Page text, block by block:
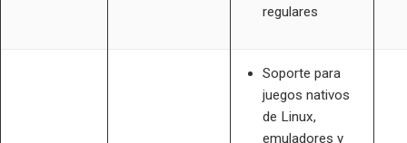
regulares
Soporte para
juegos nativos
de Linux,
emuladores y